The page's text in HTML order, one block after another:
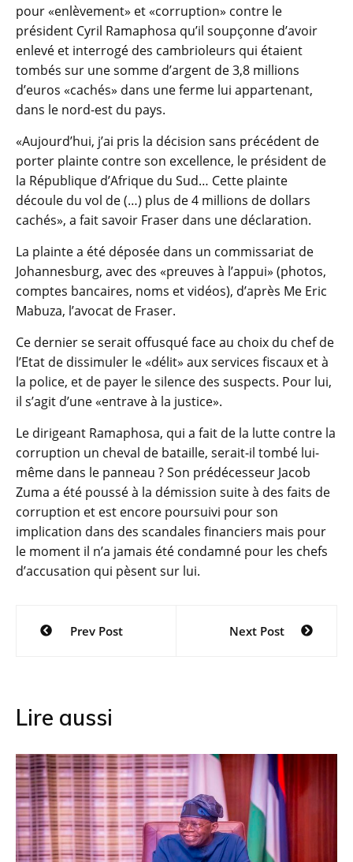
pour «enlèvement» et «corruption» contre le
président Cyril Ramaphosa qu’il soupçonne d’avoir
enlevé et interrogé des cambrioleurs qui étaient
tombés sur une somme d’argent de 3,8 millions
d’euros «cachés» dans une ferme lui appartenant,
dans le nord-est du pays.
«Aujourd’hui, j’ai pris la décision sans précédent de
porter plainte contre son excellence, le président de
la République d’Afrique du Sud… Cette plainte
découle du vol de (…) plus de 4 millions de dollars
cachés», a fait savoir Fraser dans une déclaration.
La plainte a été déposée dans un commissariat de
Johannesburg, avec des «preuves à l’appui» (photos,
comptes bancaires, noms et vidéos), d’après Me Eric
Mabuza, l’avocat de Fraser.
Ce dernier se serait offusqué face au choix du chef de
l’Etat de dissimuler le «délit» aux services fiscaux et à
la police, et de payer le silence des suspects. Pour lui,
il s’agit d’une «entrave à la justice».
Le dirigeant Ramaphosa, qui a fait de la lutte contre la
corruption un cheval de bataille, serait-il tombé lui-
même dans le panneau ? Son prédécesseur Jacob
Zuma a été poussé à la démission suite à des faits de
corruption et est encore poursuivi pour son
implication dans des scandales financiers mais pour
le moment il n’a jamais été condamné pour les chefs
d’accusation qui pèsent sur lui.
Navigation
Prev Post Next Post
Lire aussi